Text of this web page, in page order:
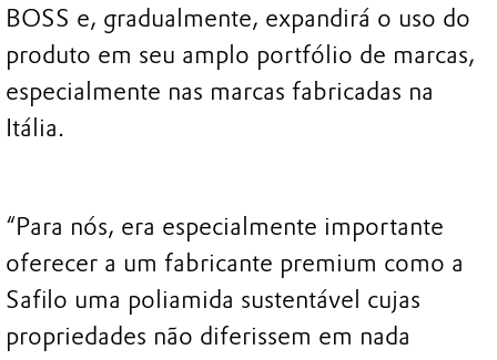
BOSS e, gradualmente, expandirá o uso do
produto em seu amplo portfólio de marcas,
especialmente nas marcas fabricadas na
Itália.
“Para nós, era especialmente importante
oferecer a um fabricante premium como a
Safilo uma poliamida sustentável cujas
propriedades não diferissem em nada